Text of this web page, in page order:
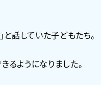
と話していた子どもたち。
るようになりました。